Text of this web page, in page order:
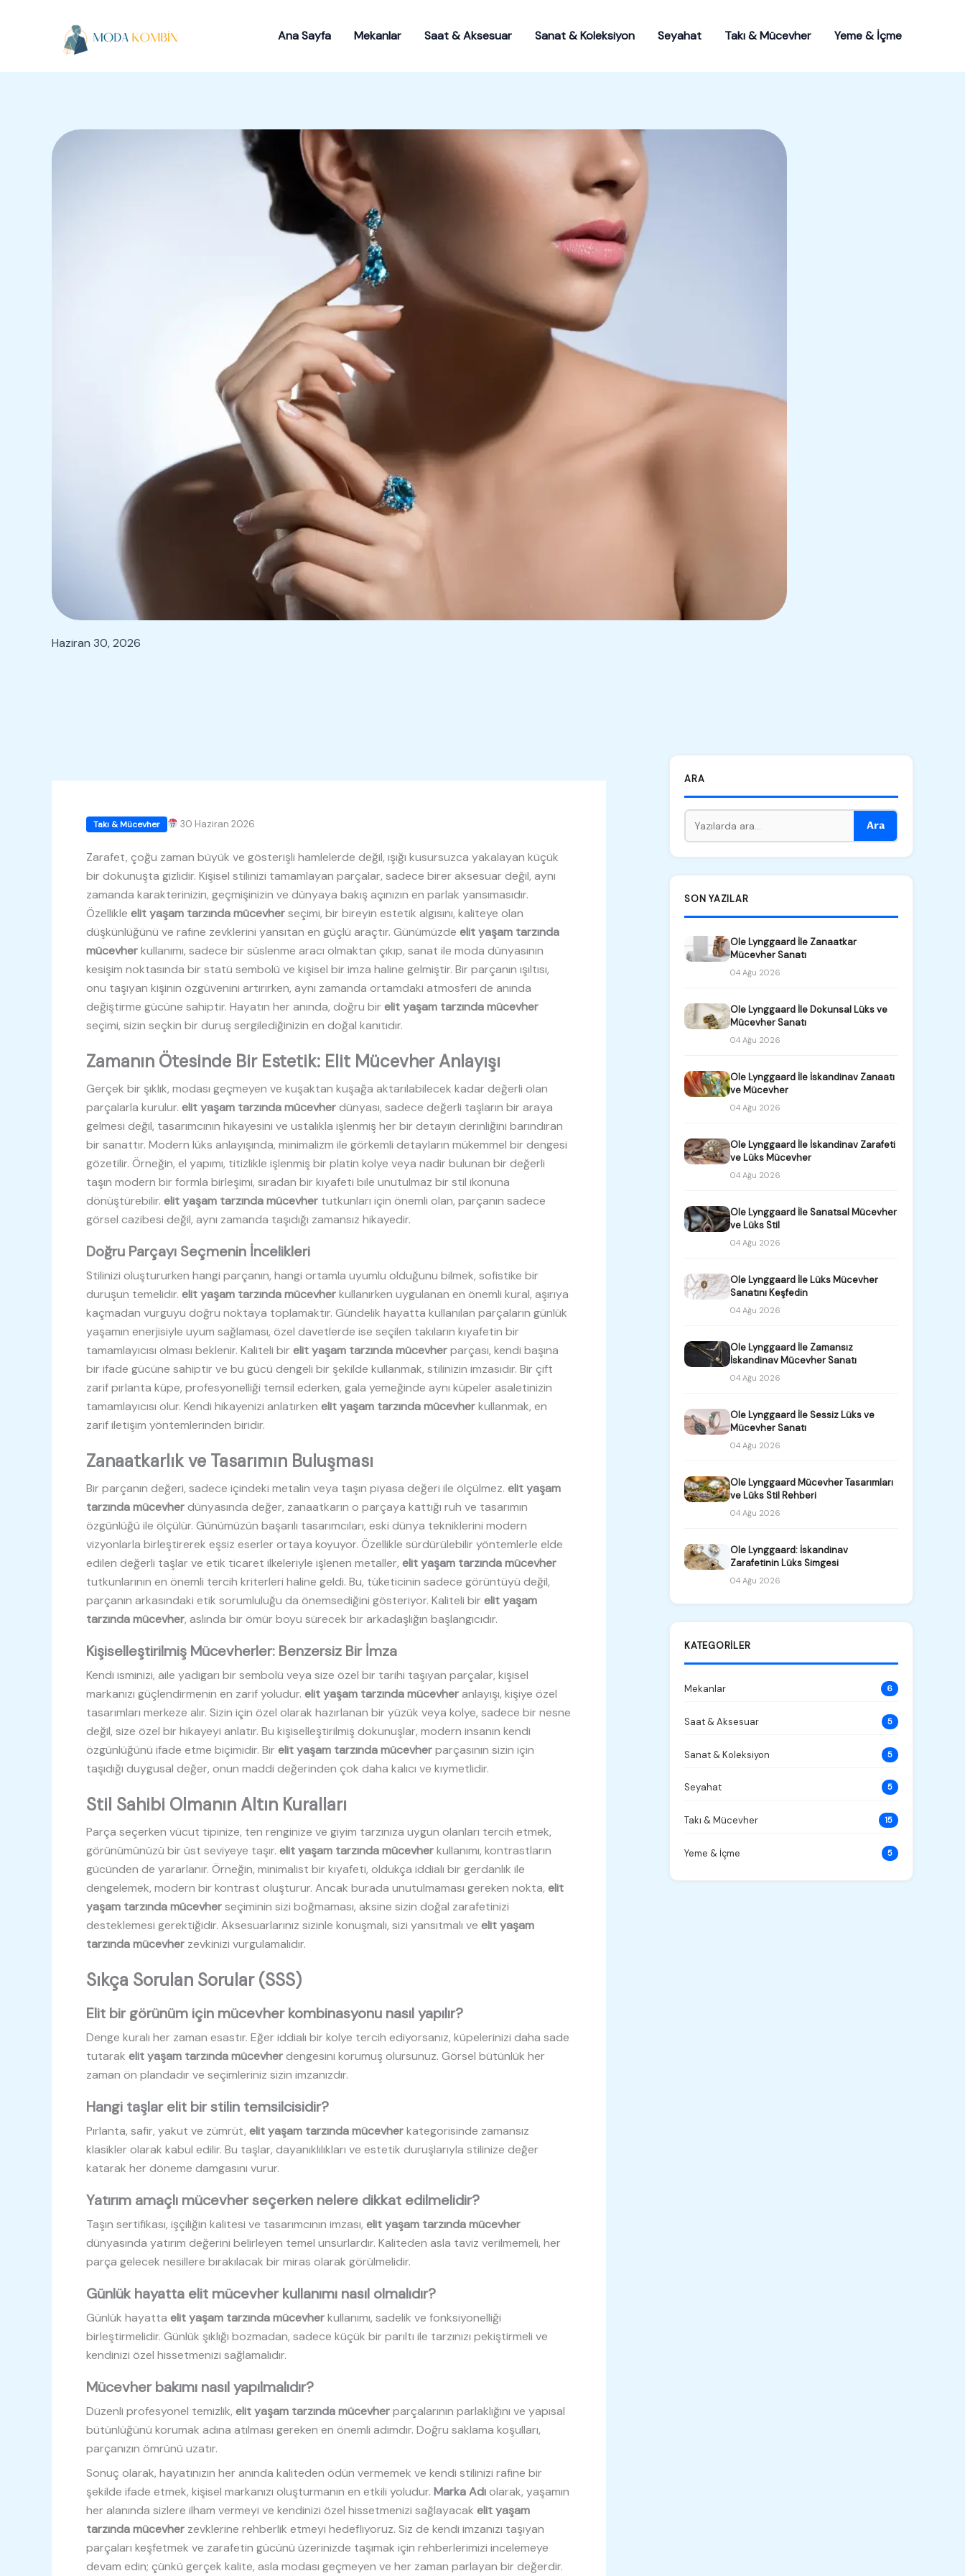
Ana Sayfa Mekanlar Saat & Aksesuar Sanat & Koleksiyon Seyahat Takı & Mücevher Yeme & İçme
Haziran 30, 2026
Takı & Mücevher 30 Haziran 2026
Zarafet, çoğu zaman büyük ve gösterişli hamlelerde değil, ışığı kusursuzca yakalayan küçük
bir dokunuşta gizlidir. Kişisel stilinizi tamamlayan parçalar, sadece birer aksesuar değil, aynı
zamanda karakterinizin, geçmişinizin ve dünyaya bakış açınızın en parlak yansımasıdır.
Özellikle elit yaşam tarzında mücevherseçimi, bir bireyin estetik algısını, kaliteye olan
düşkünlüğünü ve rafine zevklerini yansıtan en güçlü araçtır. Günümüzde elit yaşam tarzında
mücevherkullanımı, sadece bir süslenme aracı olmaktan çıkıp, sanat ile moda dünyasının
kesişim noktasında bir statü sembolü ve kişisel bir imza haline gelmiştir. Bir parçanın ışıltısı,
onu taşıyan kişinin özgüvenini artırırken, aynı zamanda ortamdaki atmosferi de anında
değiştirme gücüne sahiptir. Hayatın her anında, doğru birelit yaşam tarzında mücevher
seçimi, sizin seçkin bir duruş sergilediğinizin en doğal kanıtıdır.
Zamanın Ötesinde Bir Estetik: Elit Mücevher Anlayışı
Gerçek bir şıklık, modası geçmeyen ve kuşaktan kuşağa aktarılabilecek kadar değerli olan
parçalarla kurulur. elit yaşam tarzında mücevherdünyası, sadece değerli taşların bir araya
gelmesi değil, tasarımcının hikayesini ve ustalıkla işlenmiş her bir detayın derinliğini barındıran
bir sanattır. Modern lüks anlayışında, minimalizm ile görkemli detayların mükemmel bir dengesi
gözetilir. Örneğin, el yapımı, titizlikle işlenmiş bir platin kolye veya nadir bulunan bir değerli
taşın modern bir formla birleşimi, sıradan bir kıyafeti bile unutulmaz bir stil ikonuna
dönüştürebilir. elit yaşam tarzında mücevher tutkunları için önemli olan, parçanın sadece
görsel cazibesi değil, aynı zamanda taşıdığı zamansız hikayedir.
Doğru Parçayı Seçmenin İncelikleri
Stilinizi oluştururken hangi parçanın, hangi ortamla uyumlu olduğunu bilmek, sofistike bir
duruşun temelidir. elit yaşam tarzında mücevherkullanırken uygulanan en önemli kural, aşırıya
kaçmadan vurguyu doğru noktaya toplamaktır. Gündelik hayatta kullanılan parçaların günlük
yaşamın enerjisiyle uyum sağlaması, özel davetlerde ise seçilen takıların kıyafetin bir
tamamlayıcısı olması beklenir. Kaliteli birelit yaşam tarzında mücevherparçası, kendi başına
bir ifade gücüne sahiptir ve bu gücü dengeli bir şekilde kullanmak, stilinizin imzasıdır. Bir çift
zarif pırlanta küpe, profesyonelliği temsil ederken, gala yemeğinde aynı küpeler asaletinizin
tamamlayıcısı olur. Kendi hikayenizi anlatırken elit yaşam tarzında mücevherkullanmak, en
zarif iletişim yöntemlerinden biridir.
Zanaatkarlık ve Tasarımın Buluşması
Bir parçanın değeri, sadece içindeki metalin veya taşın piyasa değeri ile ölçülmez. elit yaşam
tarzında mücevherdünyasında değer, zanaatkarın o parçaya kattığı ruh ve tasarımın
özgünlüğü ile ölçülür. Günümüzün başarılı tasarımcıları, eski dünya tekniklerini modern
vizyonlarla birleştirerek eşsiz eserler ortaya koyuyor. Özellikle sürdürülebilir yöntemlerle elde
edilen değerli taşlar ve etik ticaret ilkeleriyle işlenen metaller, elit yaşam tarzında mücevher
tutkunlarının en önemli tercih kriterleri haline geldi. Bu, tüketicinin sadece görüntüyü değil,
parçanın arkasındaki etik sorumluluğu da önemsediğini gösteriyor. Kaliteli birelit yaşam
tarzında mücevher, aslında bir ömür boyu sürecek bir arkadaşlığın başlangıcıdır.
Kişiselleştirilmiş Mücevherler: Benzersiz Bir İmza
Kendi isminizi, aile yadigarı bir sembolü veya size özel bir tarihi taşıyan parçalar, kişisel
markanızı güçlendirmenin en zarif yoludur. elit yaşam tarzında mücevheranlayışı, kişiye özel
tasarımları merkeze alır. Sizin için özel olarak hazırlanan bir yüzük veya kolye, sadece bir nesne
değil, size özel bir hikayeyi anlatır. Bu kişiselleştirilmiş dokunuşlar, modern insanın kendi
özgünlüğünü ifade etme biçimidir. Birelit yaşam tarzında mücevherparçasının sizin için
taşıdığı duygusal değer, onun maddi değerinden çok daha kalıcı ve kıymetlidir.
Stil Sahibi Olmanın Altın Kuralları
Parça seçerken vücut tipinize, ten renginize ve giyim tarzınıza uygun olanları tercih etmek,
görünümünüzü bir üst seviyeye taşır. elit yaşam tarzında mücevherkullanımı, kontrastların
gücünden de yararlanır. Örneğin, minimalist bir kıyafeti, oldukça iddialı bir gerdanlık ile
dengelemek, modern bir kontrast oluşturur. Ancak burada unutulmaması gereken nokta, elit
yaşam tarzında mücevherseçiminin sizi boğmaması, aksine sizin doğal zarafetinizi
desteklemesi gerektiğidir. Aksesuarlarınız sizinle konuşmalı, sizi yansıtmalı ve elit yaşam
tarzında mücevher zevkinizi vurgulamalıdır.
Sıkça Sorulan Sorular (SSS)
Elit bir görünüm için mücevher kombinasyonu nasıl yapılır?
Denge kuralı her zaman esastır. Eğer iddialı bir kolye tercih ediyorsanız, küpelerinizi daha sade
tutarak elit yaşam tarzında mücevherdengesini korumuş olursunuz. Görsel bütünlük her
zaman ön plandadır ve seçimleriniz sizin imzanızdır.
Hangi taşlar elit bir stilin temsilcisidir?
Pırlanta, safir, yakut ve zümrüt, elit yaşam tarzında mücevherkategorisinde zamansız
klasikler olarak kabul edilir. Bu taşlar, dayanıklılıkları ve estetik duruşlarıyla stilinize değer
katarak her döneme damgasını vurur.
Yatırım amaçlı mücevher seçerken nelere dikkat edilmelidir?
Taşın sertifikası, işçiliğin kalitesi ve tasarımcının imzası, elit yaşam tarzında mücevher
dünyasında yatırım değerini belirleyen temel unsurlardır. Kaliteden asla taviz verilmemeli, her
parça gelecek nesillere bırakılacak bir miras olarak görülmelidir.
Günlük hayatta elit mücevher kullanımı nasıl olmalıdır?
Günlük hayatta elit yaşam tarzında mücevherkullanımı, sadelik ve fonksiyonelliği
birleştirmelidir. Günlük şıklığı bozmadan, sadece küçük bir parıltı ile tarzınızı pekiştirmeli ve
kendinizi özel hissetmenizi sağlamalıdır.
Mücevher bakımı nasıl yapılmalıdır?
Düzenli profesyonel temizlik, elit yaşam tarzında mücevherparçalarının parlaklığını ve yapısal
bütünlüğünü korumak adına atılması gereken en önemli adımdır. Doğru saklama koşulları,
parçanızın ömrünü uzatır.
Sonuç olarak, hayatınızın her anında kaliteden ödün vermemek ve kendi stilinizi rafine bir
şekilde ifade etmek, kişisel markanızı oluşturmanın en etkili yoludur. Marka Adıolarak, yaşamın
her alanında sizlere ilham vermeyi ve kendinizi özel hissetmenizi sağlayacak elit yaşam
tarzında mücevher zevklerine rehberlik etmeyi hedefliyoruz. Siz de kendi imzanızı taşıyan
parçaları keşfetmek ve zarafetin gücünü üzerinizde taşımak için rehberlerimizi incelemeye
devam edin; çünkü gerçek kalite, asla modası geçmeyen ve her zaman parlayan bir değerdir.
ARA
Ara
SON YAZILAR
Ole Lynggaard İle Zanaatkar
Mücevher Sanatı
04 Ağu 2026
Ole Lynggaard İle Dokunsal Lüks ve
Mücevher Sanatı
04 Ağu 2026
Ole Lynggaard İle İskandinav Zanaatı
ve Mücevher
04 Ağu 2026
Ole Lynggaard İle İskandinav Zarafeti
ve Lüks Mücevher
04 Ağu 2026
Ole Lynggaard İle Sanatsal Mücevher
ve Lüks Stil
04 Ağu 2026
Ole Lynggaard İle Lüks Mücevher
Sanatını Keşfedin
04 Ağu 2026
Ole Lynggaard İle Zamansız
İskandinav Mücevher Sanatı
04 Ağu 2026
Ole Lynggaard İle Sessiz Lüks ve
Mücevher Sanatı
04 Ağu 2026
Ole Lynggaard Mücevher Tasarımları
ve Lüks Stil Rehberi
04 Ağu 2026
Ole Lynggaard: İskandinav
Zarafetinin Lüks Simgesi
04 Ağu 2026
KATEGORILER
Mekanlar 6
Saat & Aksesuar 5
Sanat & Koleksiyon 5
Seyahat 5
Takı & Mücevher 15
Yeme & İçme 5